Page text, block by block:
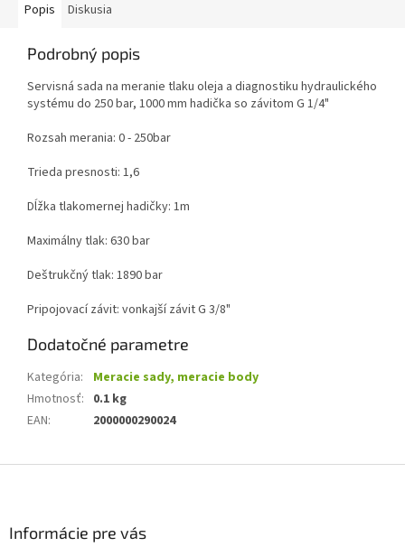
Popis Diskusia
Podrobný popis
Servisná sada na meranie tlaku oleja a diagnostiku hydraulického
systému do 250 bar, 1000 mm hadička so závitom G 1/4"
Rozsah merania: 0 - 250bar
Trieda presnosti: 1,6
Dĺžka tlakomernej hadičky: 1m
Maximálny tlak: 630 bar
Deštrukčný tlak: 1890 bar
Pripojovací závit: vonkajší závit G 3/8"
Dodatočné parametre
Kategória:
Meracie sady, meracie body
Hmotnosť: 0.1 kg
EAN: 2000000290024
Informácie pre vás